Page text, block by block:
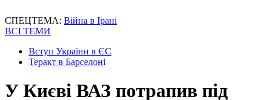
СПЕЦТЕМА: Війна в Ірані
ВСІ ТЕМИ
Вступ України в ЄС
Теракт в Барселоні
У Києві ВАЗ потрапив під